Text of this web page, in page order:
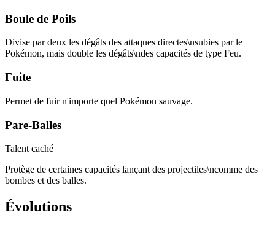
Boule de Poils
Divise par deux les dégâts des attaques directes\nsubies par le
Pokémon, mais double les dégâts\ndes capacités de type Feu.
Fuite
Permet de fuir n'importe quel Pokémon sauvage.
Pare-Balles
Talent caché
Protège de certaines capacités lançant des projectiles\ncomme des
bombes et des balles.
Évolutions